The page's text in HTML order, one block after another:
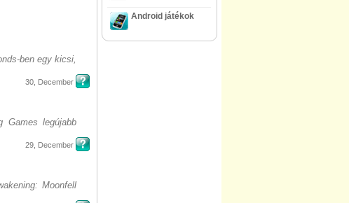
ben egy kicsi,
30, December
Games legújabb
29, December
Moonfell
Android játékok